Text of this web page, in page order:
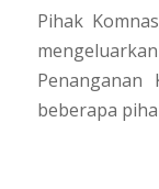
Pihak
beberapa